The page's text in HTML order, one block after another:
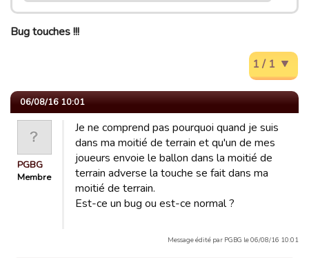
Bug touches !!!
1 / 1
06/08/16 10:01
PGBG
Membre
Je ne comprend pas pourquoi quand je suis
dans ma moitié de terrain et qu'un de mes
joueurs envoie le ballon dans la moitié de
terrain adverse la touche se fait dans ma
moitié de terrain.
Est-ce un bug ou est-ce normal ?
Message édité par PGBG le 06/08/16 10:01